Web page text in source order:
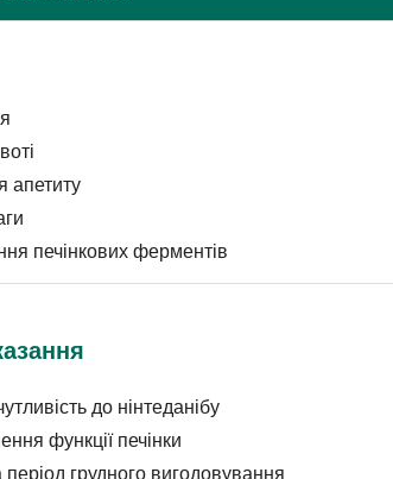
апетиту
печінкових ферментів
до нінтеданібу
функції печінки
період грудного вигодовування